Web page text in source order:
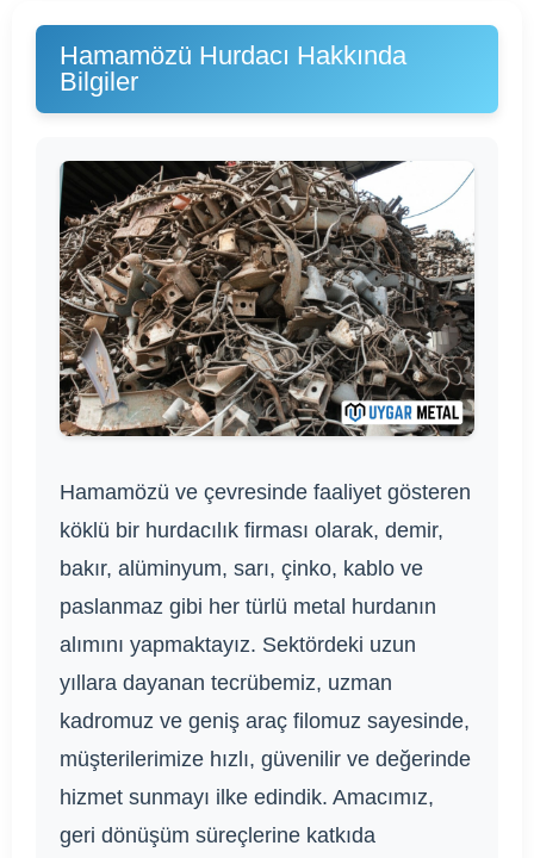
Hamamözü Hurdacı Hakkında
Bilgiler
Hamamözü ve çevresinde faaliyet gösteren
köklü bir hurdacılık firması olarak, demir,
bakır, alüminyum, sarı, çinko, kablo ve
paslanmaz gibi her türlü metal hurdanın
alımını yapmaktayız. Sektördeki uzun
yıllara dayanan tecrübemiz, uzman
kadromuz ve geniş araç filomuz sayesinde,
müşterilerimize hızlı, güvenilir ve değerinde
hizmet sunmayı ilke edindik. Amacımız,
geri dönüşüm süreçlerine katkıda